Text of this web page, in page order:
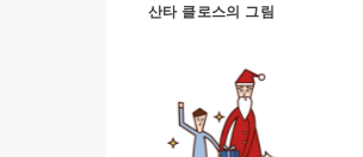
산타 클로스의 그림